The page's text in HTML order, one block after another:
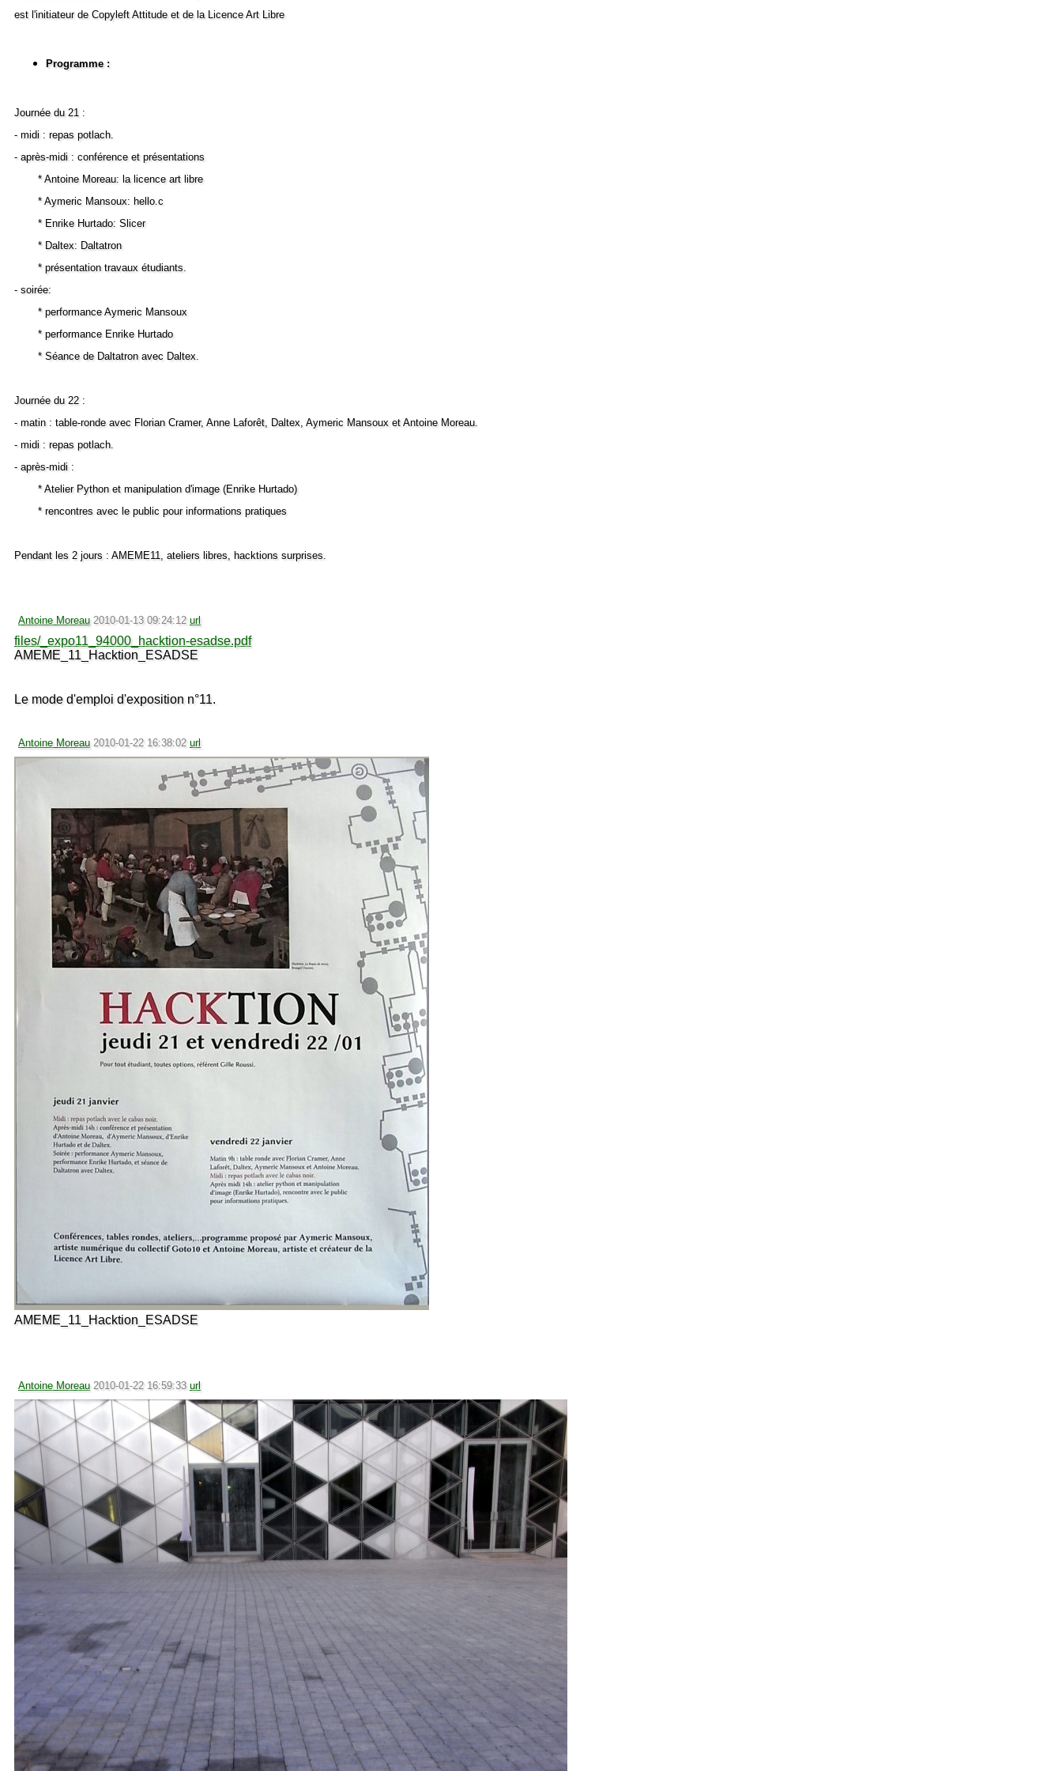
est l'initiateur de Copyleft Attitude et de la Licence Art Libre
Programme :
Journée du 21 :
- midi : repas potlach.
- après-midi : conférence et présentations
* Antoine Moreau: la licence art libre
* Aymeric Mansoux: hello.c
* Enrike Hurtado: Slicer
* Daltex: Daltatron
* présentation travaux étudiants.
- soirée:
* performance Aymeric Mansoux
* performance Enrike Hurtado
* Séance de Daltatron avec Daltex.
Journée du 22 :
- matin : table-ronde avec Florian Cramer, Anne Laforêt, Daltex, Aymeric Mansoux et Antoine Moreau.
- midi : repas potlach.
- après-midi :
* Atelier Python et manipulation d'image (Enrike Hurtado)
* rencontres avec le public pour informations pratiques
Pendant les 2 jours : AMEME11, ateliers libres, hacktions surprises.
Antoine Moreau 2010-01-13 09:24:12 url
files/_expo11_94000_hacktion-esadse.pdf
AMEME_11_Hacktion_ESADSE
Le mode d'emploi d'exposition n°11.
Antoine Moreau 2010-01-22 16:38:02 url
AMEME_11_Hacktion_ESADSE
Antoine Moreau 2010-01-22 16:59:33 url